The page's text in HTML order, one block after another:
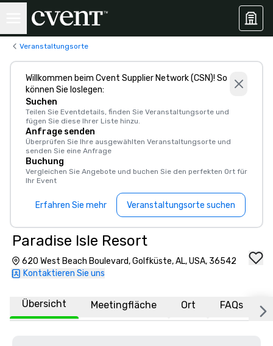
Veranstaltungsorte
Willkommen beim Cvent Supplier Network (CSN)! So
können Sie loslegen:
Suchen
Teilen Sie Eventdetails, finden Sie Veranstaltungsorte und
fügen Sie diese Ihrer Liste hinzu.
Anfrage senden
Überprüfen Sie Ihre ausgewählten Veranstaltungsorte und
senden Sie eine Anfrage
Buchung
Vergleichen Sie Angebote und buchen Sie den perfekten Ort für
Ihr Event
Erfahren Sie mehr Veranstaltungsorte suchen
Paradise Isle Resort
620 West Beach Boulevard, Golfküste, AL, USA, 36542
Kontaktieren Sie uns
Übersicht Meetingfläche Ort FAQs